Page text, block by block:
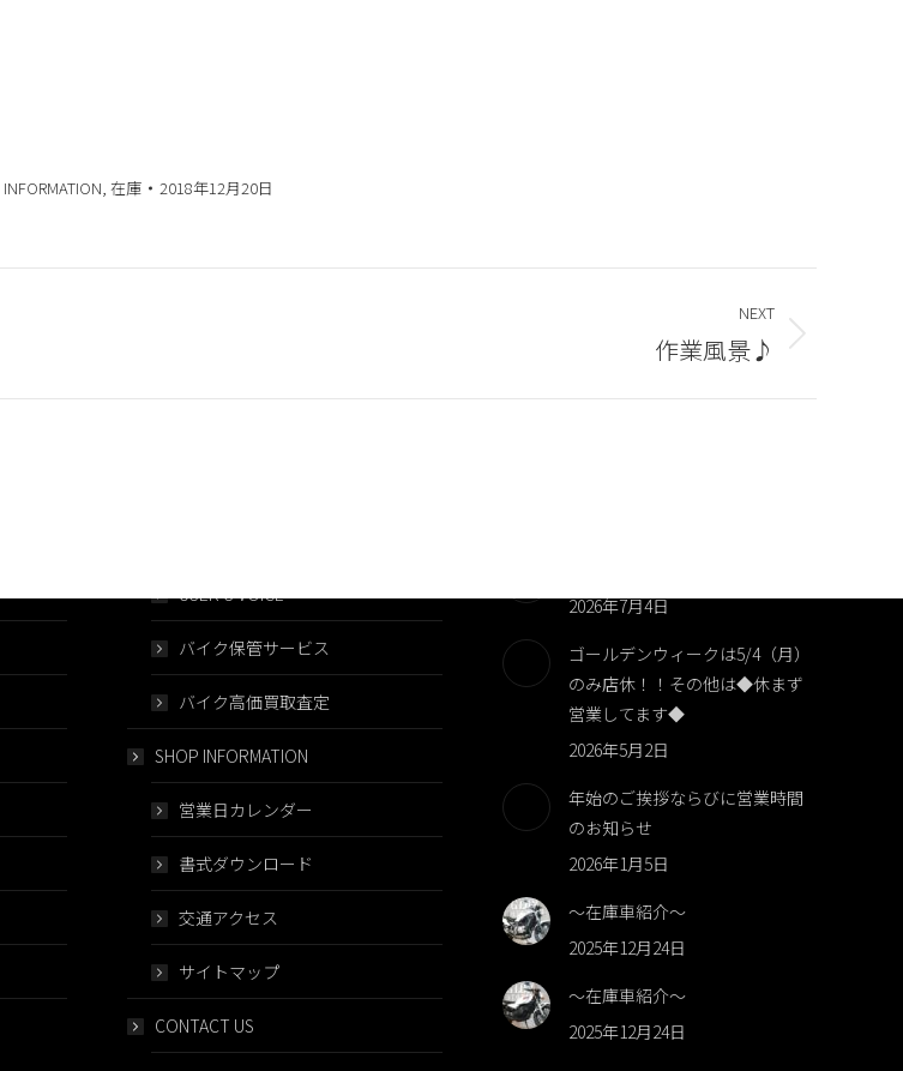
INFORMATION, 在庫 2018年12月20日
NEXT
作業風景♪
USER’S VOICE
バイク保管サービス
バイク高価買取査定
SHOP INFORMATION
営業日カレンダー
書式ダウンロード
交通アクセス
サイトマップ
CONTACT US
2026年7月4日
ゴールデンウィークは5/4（月）
のみ店休！！その他は◆休まず
営業してます◆
2026年5月2日
年始のご挨拶ならびに営業時間
のお知らせ
2026年1月5日
～在庫車紹介～
2025年12月24日
～在庫車紹介～
2025年12月24日